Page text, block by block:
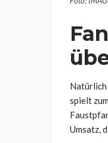
spielt
Umsatz,